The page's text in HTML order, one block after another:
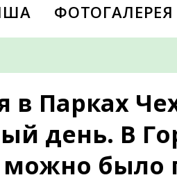
ФОТОГАЛЕРЕЯ
в Парках
день. В
можно было